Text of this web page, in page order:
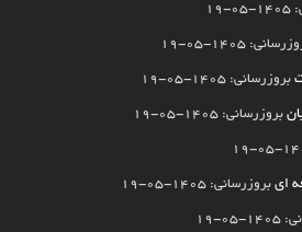
1405-05-19
بروزرسانی: 1405-05-19
بروزرسانی: 1405-05-19
ای بروزرسانی: 1405-05-19
19